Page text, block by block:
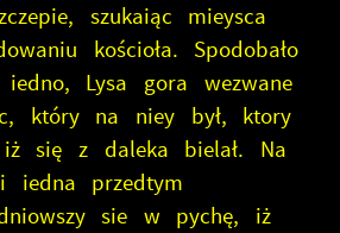
szukaiąc mieysca
kościoła. Spodobało
Lysa gora wezwane
który na niey był, ktory
się z daleka bielał. Na
iedna przedtym
sie w pychę, iż